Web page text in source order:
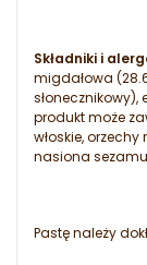
Składniki i
migdałowa
produkt może
włoskie,
nasiona
Pastę należy